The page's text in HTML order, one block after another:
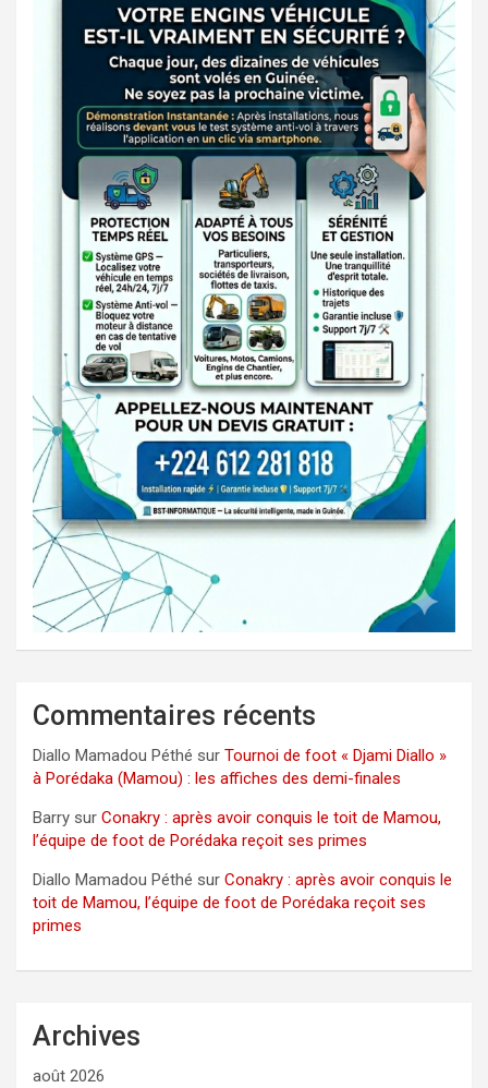
Commentaires récents
Diallo Mamadou Péthé sur Tournoi de foot « Djami Diallo »
à Porédaka (Mamou) : les affiches des demi-finales
Barry sur Conakry : après avoir conquis le toit de Mamou,
l’équipe de foot de Porédaka reçoit ses primes
Diallo Mamadou Péthé sur Conakry : après avoir conquis le
toit de Mamou, l’équipe de foot de Porédaka reçoit ses
primes
Archives
août 2026